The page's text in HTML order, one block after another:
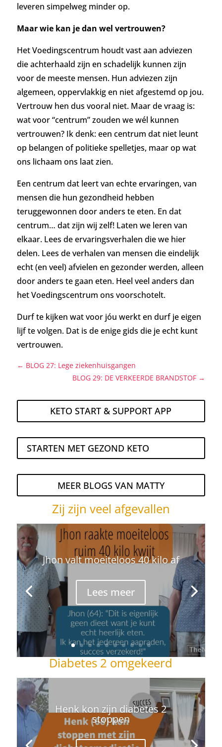
leveren simpelweg minder op.
Maar wie kan je dan wel vertrouwen?
Het Voedingscentrum houdt vast aan adviezen
die achterhaald zijn en schadelijk kunnen zijn
voor de meeste mensen. Hun adviezen zijn
algemeen, oppervlakkig en niet afgestemd op jou.
Vertrouw hen dus vooral niet. Maar de vraag is:
wat voor “centrum” zouden we wél kunnen
vertrouwen? Ik denk: een centrum dat niet leunt
op belangen of politieke spelletjes, maar op wat
ons lichaam ons laat zien.
Een centrum dat leert van echte ervaringen, van
mensen die hun gezondheid hebben
teruggewonnen door anders te eten. En dat
centrum… dat zijn wij zelf! Laten we leren van
elkaar. Lees de ervaringsverhalen die we hier
delen. Lees de verhalen van mensen die eindelijk
echt (en veel) afvielen en gezonder werden, alleen
door anders te gaan eten. Heel veel anders dan
het Voedingscentrum ons voorschotelt.
Durf te kijken wat voor jóu werkt en durf je eigen
lijf te volgen. Dat is de enige gids die je echt kunt
vertrouwen.
← BLOG 27: Lege ziekenhuisgangen
BLOG 29: DE VERKEERDE BRANDSTOF→
KETO START & SUPPORT APP
STARTEN MET GEZOND KETO
MEER BLOGS VAN MATTY
Zij zijn veel afgevallen
Jhon valt moeiteloos 40 kilo af
Lees meer
Diabetes 2 omgekeerd
Henk kon zijn diabetes 2
stoppen